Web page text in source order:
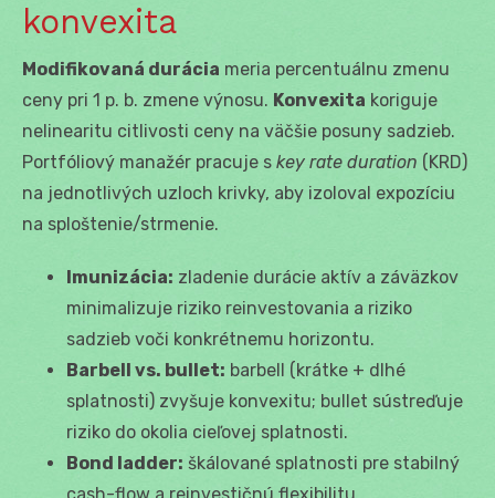
konvexita
Modifikovaná durácia meria percentuálnu zmenu
ceny pri 1 p. b. zmene výnosu. Konvexita koriguje
nelinearitu citlivosti ceny na väčšie posuny sadzieb.
Portfóliový manažér pracuje s key rate duration (KRD)
na jednotlivých uzloch krivky, aby izoloval expozíciu
na sploštenie/strmenie.
Imunizácia: zladenie durácie aktív a záväzkov
minimalizuje riziko reinvestovania a riziko
sadzieb voči konkrétnemu horizontu.
Barbell vs. bullet: barbell (krátke + dlhé
splatnosti) zvyšuje konvexitu; bullet sústreďuje
riziko do okolia cieľovej splatnosti.
Bond ladder: škálované splatnosti pre stabilný